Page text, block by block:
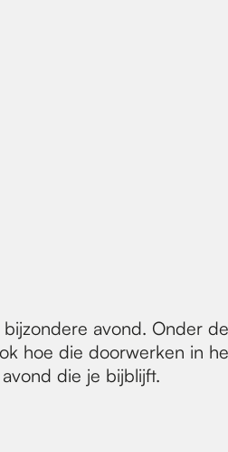
avond. Onder
hoe die doorwerken in
die je bijblijft.